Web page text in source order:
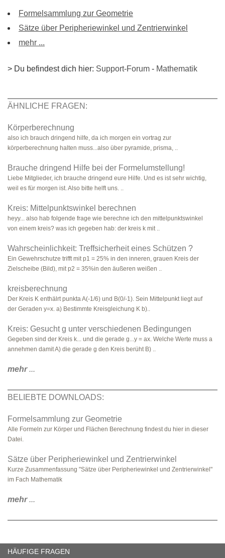
Formelsammlung zur Geometrie
Sätze über Peripheriewinkel und Zentrierwinkel
mehr ...
> Du befindest dich hier: Support-Forum - Mathematik
ÄHNLICHE FRAGEN:
Körperberechnung
also ich brauch dringend hilfe, da ich morgen ein vortrag zur
körperberechnung halten muss...also über pyramide, prisma, ..
Brauche dringend Hilfe bei der Formelumstellung!
Liebe Mitglieder, ich brauche dringend eure Hilfe. Und es ist sehr wichtig,
weil es für morgen ist. Also bitte helft uns. ..
Kreis: Mittelpunktswinkel berechnen
heyy... also hab folgende frage wie berechne ich den mittelpunktswinkel
von einem kreis? was ich gegeben hab: der kreis k mit ..
Wahrscheinlichkeit: Treffsicherheit eines Schützen ?
Ein Gewehrschutze trifft mit p1 = 25% in den inneren, grauen Kreis der
Zielscheibe (Bild), mit p2 = 35%in den äußeren weißen ..
kreisberechnung
Der Kreis K enthälrt punkta A(-1/6) und B(0/-1). Sein Mittelpunkt liegt auf
der Geraden y=x. a) Bestimmte Kreisgleichung K b)..
Kreis: Gesucht g unter verschiedenen Bedingungen
Gegeben sind der Kreis k... und die gerade g...y = ax. Welche Werte muss a
annehmen damit A) die gerade g den Kreis berüht B) ..
mehr...
BELIEBTE DOWNLOADS:
Formelsammlung zur Geometrie
Alle Formeln zur Körper und Flächen Berechnung findest du hier in dieser
Datei.
Sätze über Peripheriewinkel und Zentrierwinkel
Kurze Zusammenfassung "Sätze über Peripheriewinkel und Zentrierwinkel"
im Fach Mathematik
mehr...
HÄUFIGE FRAGEN